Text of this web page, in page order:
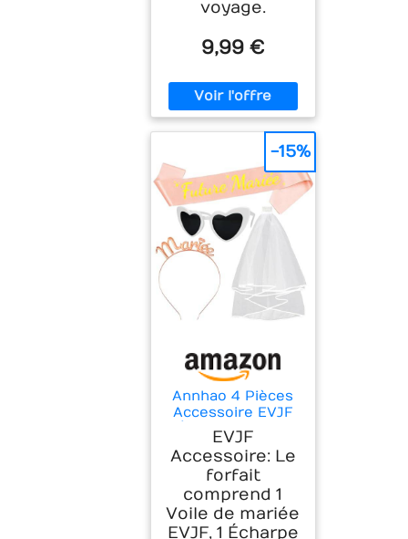
voyage.
9,99 €
Annhao 4 Pièces
Accessoire EVJF
Écharpe Future
Mariée Voile Blanc
Couronne Serre-
tête Mariée Or
Rose Lunette
Coeur Kit
Enterrement de
EVJF
Accessoire: Le
forfait
comprend 1
Voile de mariée
EVJF, 1 Écharpe
-15%